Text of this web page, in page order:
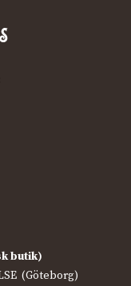
butik)
(Göteborg)